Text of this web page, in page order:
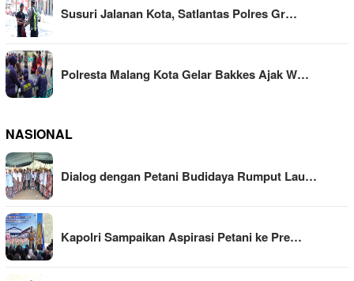
Susuri Jalanan Kota, Satlantas Polres Gr…
Polresta Malang Kota Gelar Bakkes Ajak W…
NASIONAL
Dialog dengan Petani Budidaya Rumput Lau…
Kapolri Sampaikan Aspirasi Petani ke Pre…